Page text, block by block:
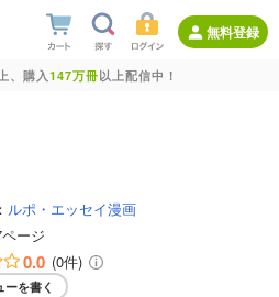
無料登録
、購入147万冊以上配信中！
ルポ・エッセイ漫画
ージ
0.0 (0件)
ーを書く